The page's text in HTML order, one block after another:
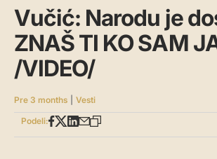
Vučić: Narodu je
ZNAŠ TI KO SAM
/VIDEO/
Pre 3 months Vesti
Podeli: